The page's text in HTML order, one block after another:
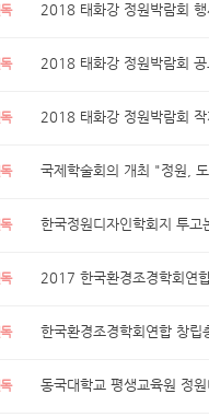
2018 태화강 정원박람회
2018 태화강 정원박람회
2018 태화강 정원박람회 작
국제학술회의 개최 "정원,
한국정원디자인학회지 투고
2017 한국환경조경학회연
한국환경조경학회연합 창
동국대학교 평생교육원 정